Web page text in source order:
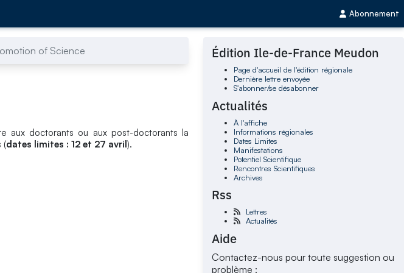
Abonnement
of Science
aux doctorants ou aux post-doctorants la
(dates limites : 12 et 27 avril).
Édition Ile-de-France Meudon
Page d'accueil de l'édition régionale
Dernière lettre envoyée
S'abonner/se désabonner
Actualités
À l'affiche
Informations régionales
Dates Limites
Manifestations
Potentiel Scientifique
Rencontres Scientifiques
Archives
Rss
Lettres
Actualités
Aide
Contactez-nous pour toute suggestion ou
problème :